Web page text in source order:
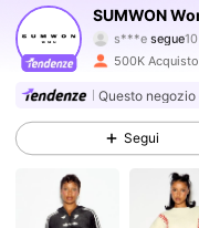
SUMWON
s***esegue
m***6sta
4.81
868K
4.81 868K
868K
500K
Questo
Segui